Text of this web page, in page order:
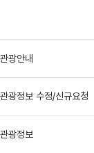
관광안내
관광정보 수정/신규요청
관광정보